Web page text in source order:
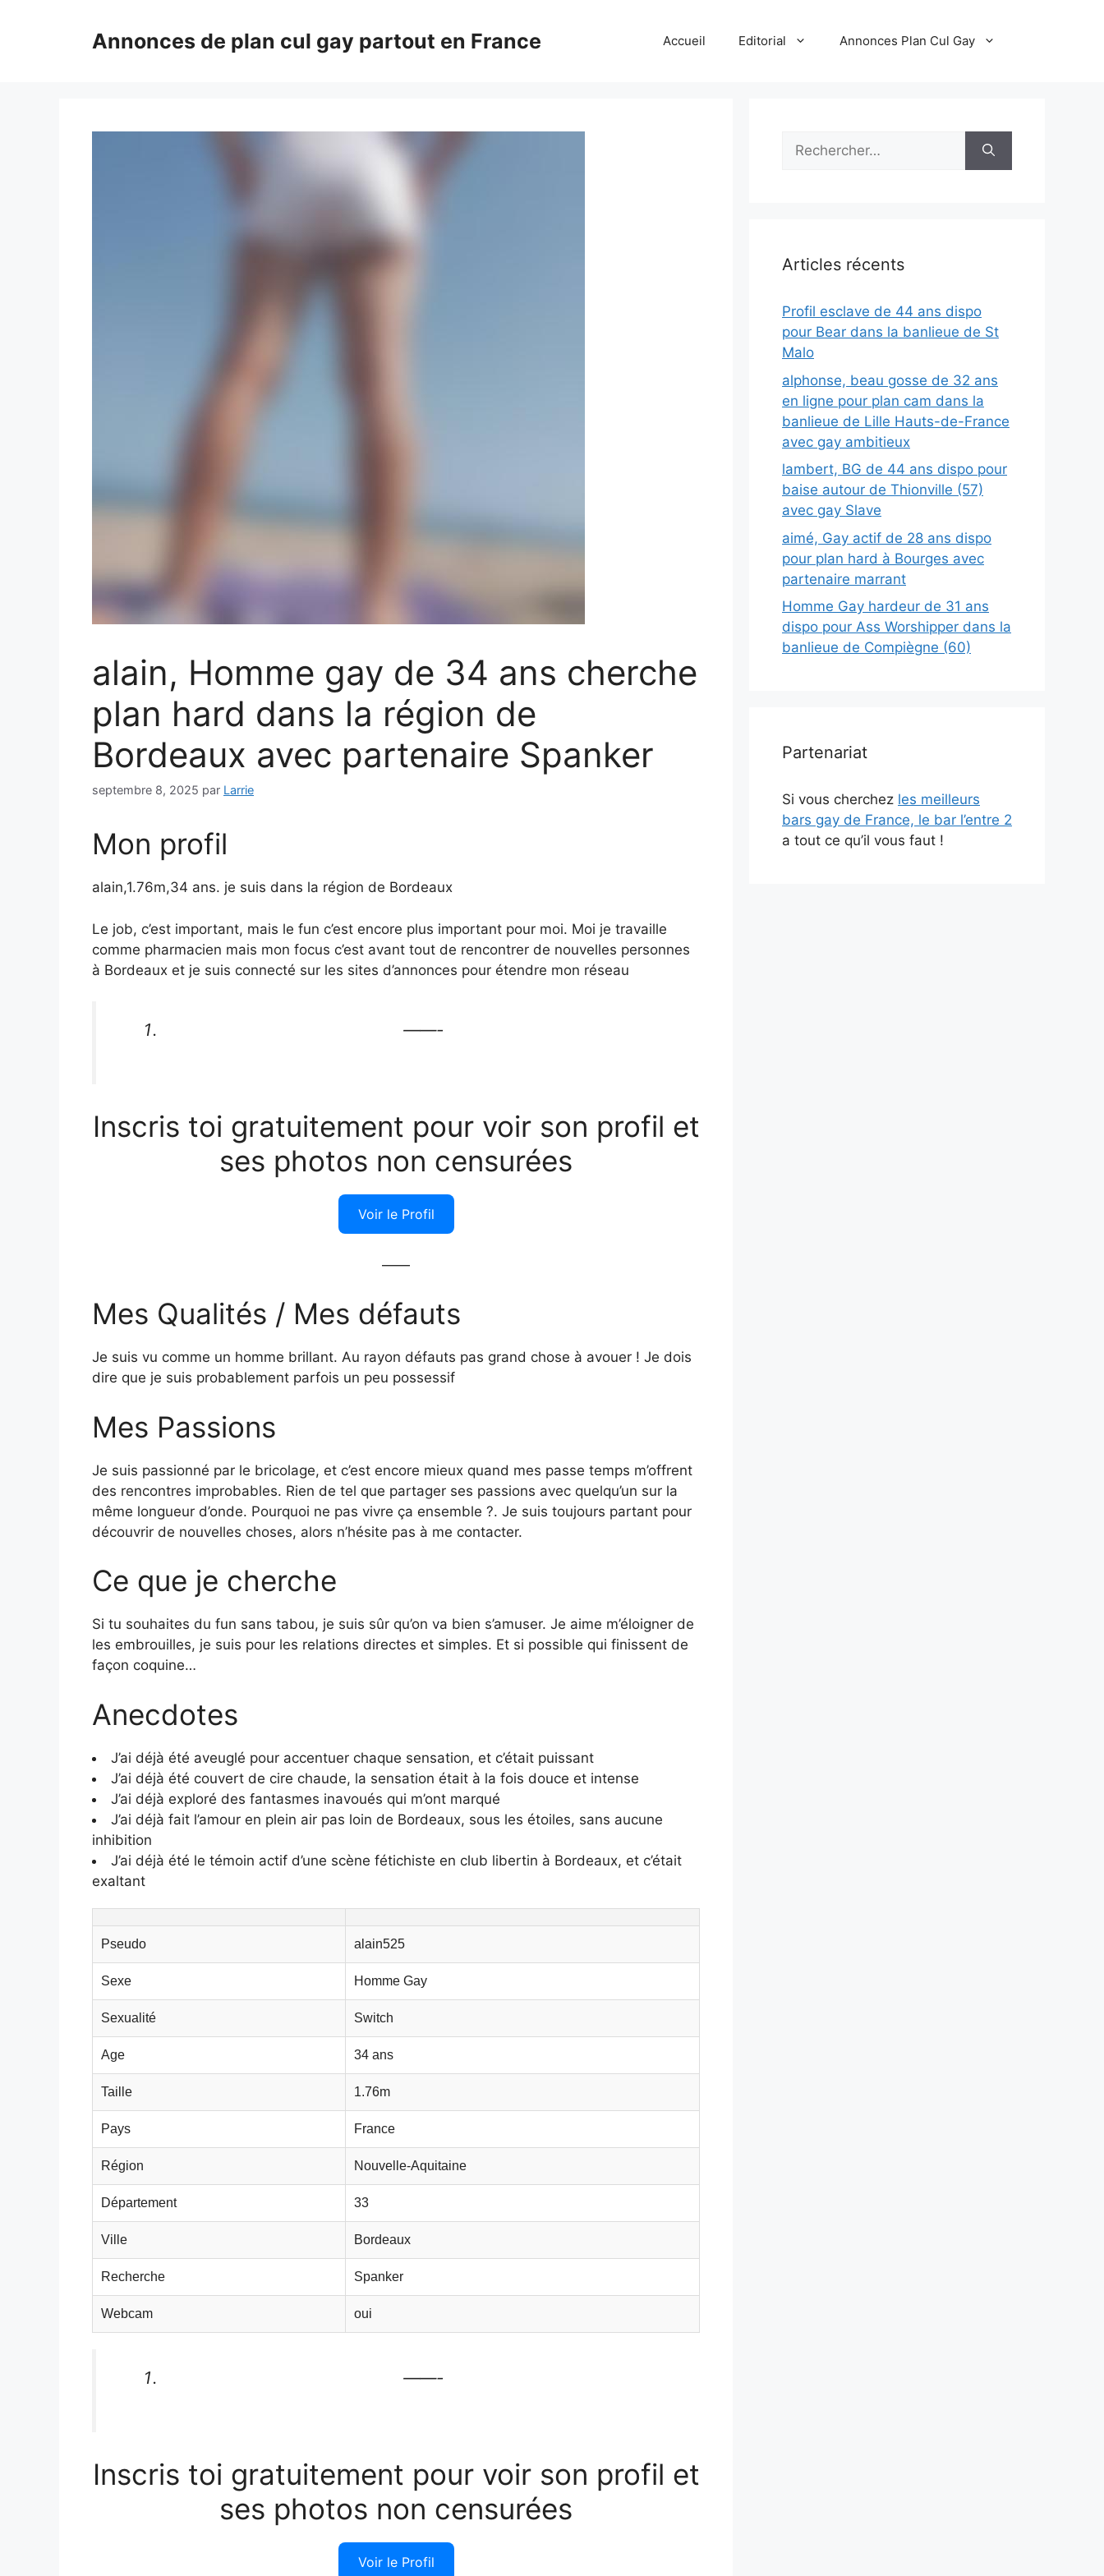
Annonces de plan cul gay partout en France Accueil Editorial Annonces Plan Cul Gay
alain, Homme gay de 34 ans cherche
plan hard dans la région de
Bordeaux avec partenaire Spanker
septembre 8, 2025 par Larrie
Mon profil
alain,1.76m,34 ans. je suis dans la région de Bordeaux
Le job, c’est important, mais le fun c’est encore plus important pour moi. Moi je travaille
comme pharmacien mais mon focus c’est avant tout de rencontrer de nouvelles personnes
à Bordeaux et je suis connecté sur les sites d’annonces pour étendre mon réseau
——-
Inscris toi gratuitement pour voir son profil et
ses photos non censurées
Voir le Profil
——
Mes Qualités / Mes défauts
Je suis vu comme un homme brillant. Au rayon défauts pas grand chose à avouer ! Je dois
dire que je suis probablement parfois un peu possessif
Mes Passions
Je suis passionné par le bricolage, et c’est encore mieux quand mes passe temps m’offrent
des rencontres improbables. Rien de tel que partager ses passions avec quelqu’un sur la
même longueur d’onde. Pourquoi ne pas vivre ça ensemble ?. Je suis toujours partant pour
découvrir de nouvelles choses, alors n’hésite pas à me contacter.
Ce que je cherche
Si tu souhaites du fun sans tabou, je suis sûr qu’on va bien s’amuser. Je aime m’éloigner de
les embrouilles, je suis pour les relations directes et simples. Et si possible qui finissent de
façon coquine…
Anecdotes
J’ai déjà été aveuglé pour accentuer chaque sensation, et c’était puissant
J’ai déjà été couvert de cire chaude, la sensation était à la fois douce et intense
J’ai déjà exploré des fantasmes inavoués qui m’ont marqué
J’ai déjà fait l’amour en plein air pas loin de Bordeaux, sous les étoiles, sans aucune
inhibition
J’ai déjà été le témoin actif d’une scène fétichiste en club libertin à Bordeaux, et c’était
exaltant
Pseudo alain525
Sexe Homme Gay
Sexualité Switch
Age 34 ans
Taille 1.76m
Pays France
Région Nouvelle-Aquitaine
Département 33
Ville Bordeaux
Recherche Spanker
Webcam oui
——-
Inscris toi gratuitement pour voir son profil et
ses photos non censurées
Voir le Profil
Rechercher :
Articles récents
Profil esclave de 44 ans dispo
pour Bear dans la banlieue de St
Malo
alphonse, beau gosse de 32 ans
en ligne pour plan cam dans la
banlieue de Lille Hauts-de-France
avec gay ambitieux
lambert, BG de 44 ans dispo pour
baise autour de Thionville (57)
avec gay Slave
aimé, Gay actif de 28 ans dispo
pour plan hard à Bourges avec
partenaire marrant
Homme Gay hardeur de 31 ans
dispo pour Ass Worshipper dans la
banlieue de Compiègne (60)
Partenariat
Si vous cherchez les meilleurs
bars gay de France, le bar l’entre 2
a tout ce qu’il vous faut !